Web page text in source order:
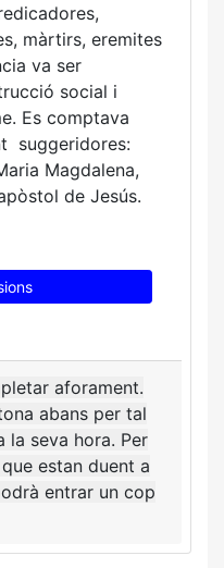
màrtirs, eremites
va ser
social i
Es comptava
suggeridores:
Magdalena,
de Jesús.
aforament.
abans per tal
la seva hora. Per
estan duent a
entrar un cop